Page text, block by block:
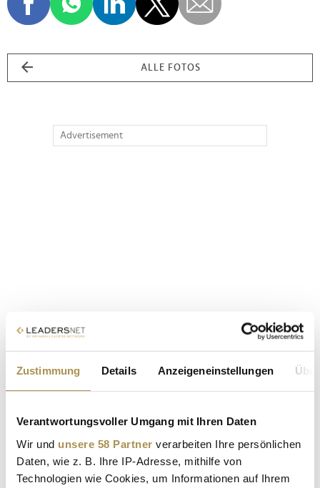
Zustimmung Details Anzeigeneinstellungen
Verantwortungsvoller Umgang mit Ihren Daten
Wir und unsere 58 Partner verarbeiten Ihre persönlichen
Daten, wie z. B. Ihre IP-Adresse, mithilfe von
Technologien wie Cookies, um Informationen auf Ihrem
ALLE FOTOS
Advertisement